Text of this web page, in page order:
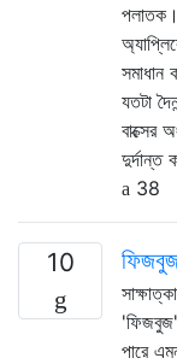
সমাধান
যতটা
দুর্দান্ত
38
10
পারে